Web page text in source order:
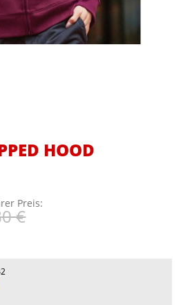
HOOD
Preis:
€